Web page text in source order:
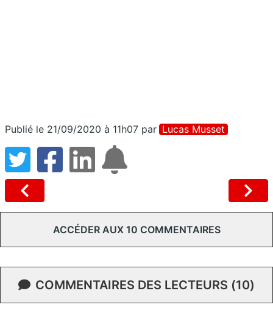
Publié le 21/09/2020 à 11h07 par Lucas Musset
ACCÉDER AUX 10 COMMENTAIRES
COMMENTAIRES DES LECTEURS (10)